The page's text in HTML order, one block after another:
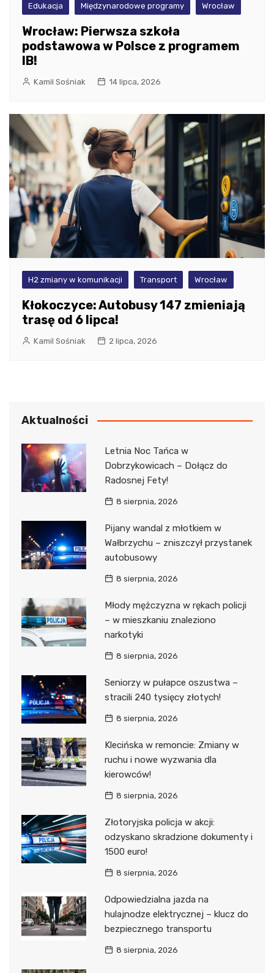
Edukacja Międzynarodowe programy Wrocław
Wrocław: Pierwsza szkoła
podstawowa w Polsce z programem
IB!
Kamil Sośniak 14 lipca, 2026
H2 zmiany w komunikacji Transport Wrocław
Kłokoczyce: Autobusy 147 zmieniają
trasę od 6 lipca!
Kamil Sośniak 2 lipca, 2026
Aktualności
Letnia Noc Tańca w
Dobrzykowicach – Dołącz do
Radosnej Fety!
8 sierpnia, 2026
Pijany wandal z młotkiem w
Wałbrzychu – zniszczył przystanek
autobusowy
8 sierpnia, 2026
Młody mężczyzna w rękach policji
– w mieszkaniu znaleziono
narkotyki
8 sierpnia, 2026
Seniorzy w pułapce oszustwa –
stracili 240 tysięcy złotych!
8 sierpnia, 2026
Klecińska w remoncie: Zmiany w
ruchu i nowe wyzwania dla
kierowców!
8 sierpnia, 2026
Złotoryjska policja w akcji:
odzyskano skradzione dokumenty i
1500 euro!
8 sierpnia, 2026
Odpowiedzialna jazda na
hulajnodze elektrycznej – klucz do
bezpiecznego transportu
8 sierpnia, 2026